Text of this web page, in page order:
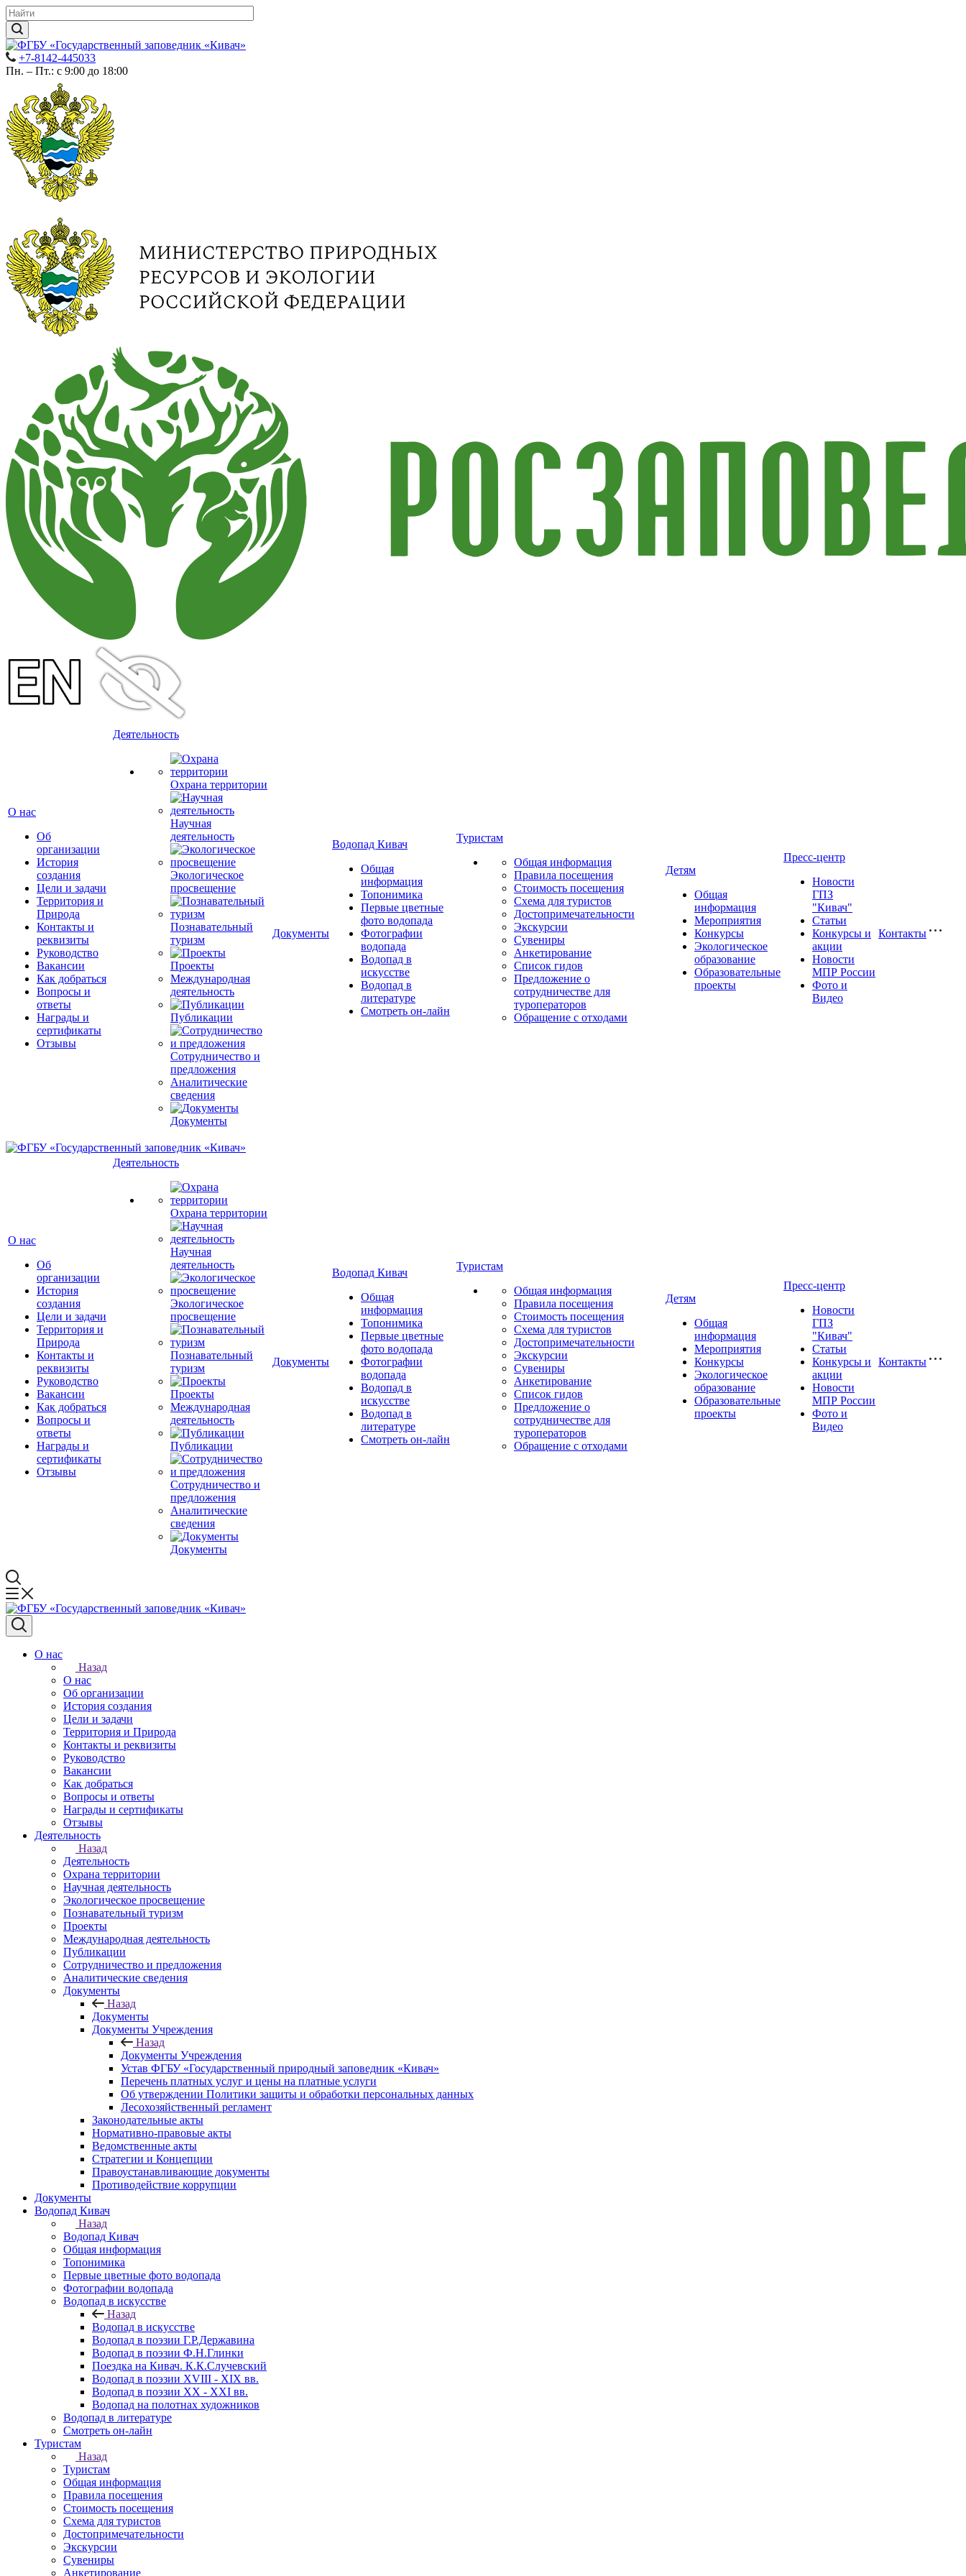
+7-8142-445033
Пн. – Пт.: с 9:00 до 18:00
О нас
Об
организации
История
создания
Цели и задачи
Территория и
Природа
Контакты и
реквизиты
Руководство
Вакансии
Как добраться
Вопросы и
ответы
Награды и
сертификаты
Отзывы
Деятельность
Охрана территории
Научная
деятельность
Экологическое
просвещение
Познавательный
туризм
Проекты
Международная
деятельность
Публикации
Сотрудничество и
предложения
Аналитические
сведения
Документы
Документы
Водопад Кивач
Общая
информация
Топонимика
Первые цветные
фото водопада
Фотографии
водопада
Водопад в
искусстве
Водопад в
литературе
Смотреть он-лайн
Туристам
Общая информация
Правила посещения
Стоимость посещения
Схема для туристов
Достопримечательности
Экскурсии
Сувениры
Анкетирование
Список гидов
Предложение о
сотрудничестве для
туроператоров
Обращение с отходами
Детям
Общая
информация
Мероприятия
Конкурсы
Экологическое
образование
Образовательные
проекты
Пресс-центр
Новости
ГПЗ
"Кивач"
Статьи
Конкурсы и
акции
Новости
МПР России
Фото и
Видео
Контакты
О нас
Об
организации
История
создания
Цели и задачи
Территория и
Природа
Контакты и
реквизиты
Руководство
Вакансии
Как добраться
Вопросы и
ответы
Награды и
сертификаты
Отзывы
Деятельность
Охрана территории
Научная
деятельность
Экологическое
просвещение
Познавательный
туризм
Проекты
Международная
деятельность
Публикации
Сотрудничество и
предложения
Аналитические
сведения
Документы
Документы
Водопад Кивач
Общая
информация
Топонимика
Первые цветные
фото водопада
Фотографии
водопада
Водопад в
искусстве
Водопад в
литературе
Смотреть он-лайн
Туристам
Общая информация
Правила посещения
Стоимость посещения
Схема для туристов
Достопримечательности
Экскурсии
Сувениры
Анкетирование
Список гидов
Предложение о
сотрудничестве для
туроператоров
Обращение с отходами
Детям
Общая
информация
Мероприятия
Конкурсы
Экологическое
образование
Образовательные
проекты
Пресс-центр
Новости
ГПЗ
"Кивач"
Статьи
Конкурсы и
акции
Новости
МПР России
Фото и
Видео
Контакты
О нас
Назад
О нас
Об организации
История создания
Цели и задачи
Территория и Природа
Контакты и реквизиты
Руководство
Вакансии
Как добраться
Вопросы и ответы
Награды и сертификаты
Отзывы
Деятельность
Назад
Деятельность
Охрана территории
Научная деятельность
Экологическое просвещение
Познавательный туризм
Проекты
Международная деятельность
Публикации
Сотрудничество и предложения
Аналитические сведения
Документы
Назад
Документы
Документы Учреждения
Назад
Документы Учреждения
Устав ФГБУ «Государственный природный заповедник «Кивач»
Перечень платных услуг и цены на платные услуги
Об утверждении Политики защиты и обработки персональных данных
Лесохозяйственный регламент
Законодательные акты
Нормативно-правовые акты
Ведомственные акты
Стратегии и Концепции
Правоустанавливающие документы
Противодействие коррупции
Документы
Водопад Кивач
Назад
Водопад Кивач
Общая информация
Топонимика
Первые цветные фото водопада
Фотографии водопада
Водопад в искусстве
Назад
Водопад в искусстве
Водопад в поэзии Г.Р.Державина
Водопад в поэзии Ф.Н.Глинки
Поездка на Кивач. К.К.Случевский
Водопад в поэзии XVIII - XIX вв.
Водопад в поэзии XX - XXI вв.
Водопад на полотнах художников
Водопад в литературе
Смотреть он-лайн
Туристам
Назад
Туристам
Общая информация
Правила посещения
Стоимость посещения
Схема для туристов
Достопримечательности
Экскурсии
Сувениры
Анкетирование